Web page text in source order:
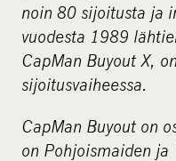
noin 80 sijoitusta ja
vuodesta 1989
CapMan Buyout X,
sijoitusvaiheessa.
CapMan Buyout on
on Pohjoismaiden ja